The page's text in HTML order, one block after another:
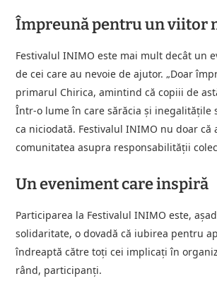
Împreună pentru un viitor
Festivalul INIMO este mai mult decât un
de cei care au nevoie de ajutor. „Doar
primarul Chirica, amintind că copiii de
Într-o lume în care sărăcia și inegalitățile
ca niciodată. Festivalul INIMO nu doar
comunitatea asupra responsabilității
Un eveniment care inspiră
Participarea la Festivalul INIMO este,
solidaritate, o dovadă că iubirea pentru
îndreaptă către toți cei implicați în
rând, participanți.